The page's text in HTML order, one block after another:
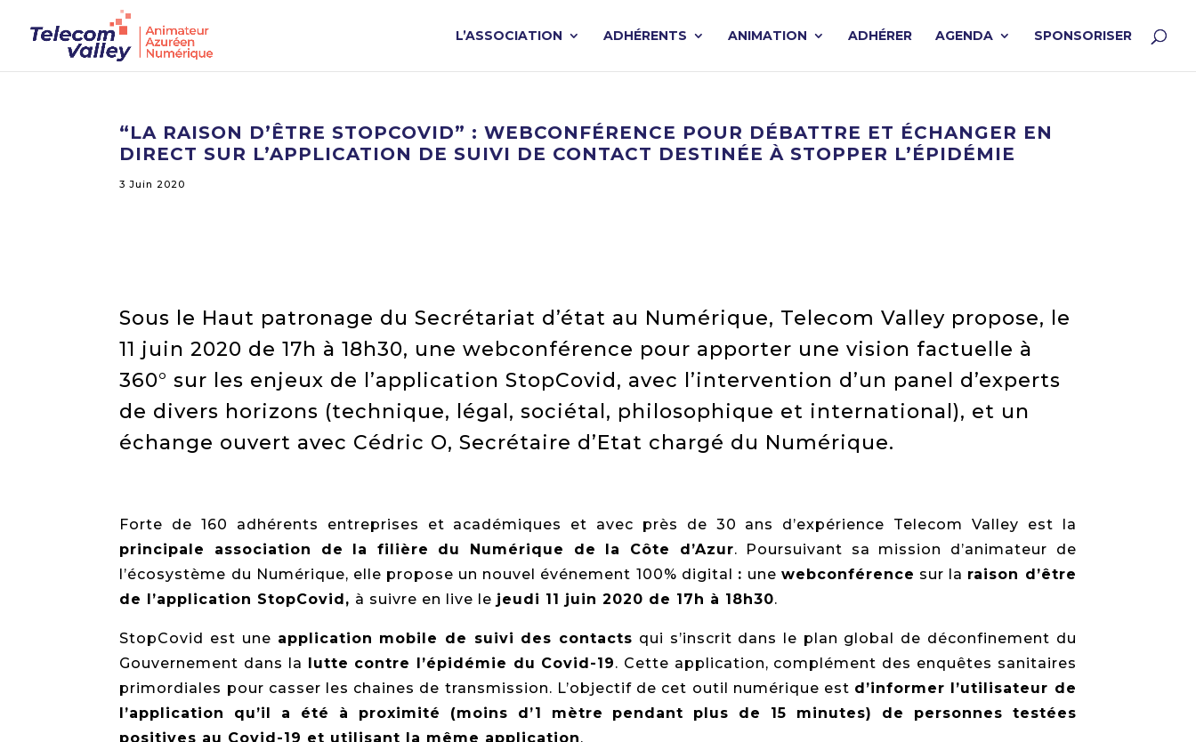
L’ASSOCIATION ADHÉRENTS ANIMATION ADHÉRER AGENDA SPONSORISER
“LA RAISON D’ÊTRE STOPCOVID” : WEBCONFÉRENCE POUR DÉBATTRE ET ÉCHANGER EN
DIRECT SUR L’APPLICATION DE SUIVI DE CONTACT DESTINÉE À STOPPER L’ÉPIDÉMIE
3 Juin 2020
Sous le Haut patronage du Secrétariat d’état au Numérique, Telecom Valley propose, le
11 juin 2020 de 17h à 18h30, une webconférence pour apporter une vision factuelle à
360° sur les enjeux de l’application StopCovid, avec l’intervention d’un panel d’experts
de divers horizons (technique, légal, sociétal, philosophique et international), et un
échange ouvert avec Cédric O, Secrétaire d’Etat chargé du Numérique.
Forte de 160 adhérents entreprises et académiques et avec près de 30 ans d’expérience Telecom Valley est la
principale association de la filière du Numérique de la Côte d’Azur. Poursuivant sa mission d’animateur de
l’écosystème du Numérique, elle propose un nouvel événement 100% digital : unewebconférence sur la raison d’être
de l’application StopCovid, à suivre en live le jeudi 11 juin 2020 de 17h à 18h30.
StopCovid est une application mobile de suivi des contacts qui s’inscrit dans le plan global de déconfinement du
Gouvernement dans la lutte contre l’épidémie du Covid-19. Cette application, complément des enquêtes sanitaires
primordiales pour casser les chaines de transmission. L’objectif de cet outil numérique est d’informer l’utilisateur de
l’application qu’il a été à proximité (moins d’1 mètre pendant plus de 15 minutes) de personnes testées
positives au Covid-19 et utilisant la même application.